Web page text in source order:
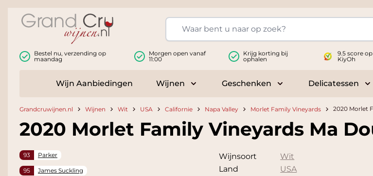
Bestel nu, verzending op
maandag
Morgen open vanaf
11:00
Krijg korting bij
ophalen
9.5 score op
KiyOh
Wijn Aanbiedingen Wijnen
Toggle submenu for Wijnen
Geschenken
Toggle submenu for
Delicatessen
Grandcruwijnen.nl Wijnen Wit USA Californie Napa Valley Morlet Family Vineyards 2020 Morlet
2020 Morlet Family Vineyards Ma
93 Parker
95 James Suckling
Wijnsoort
Wit
Land
USA